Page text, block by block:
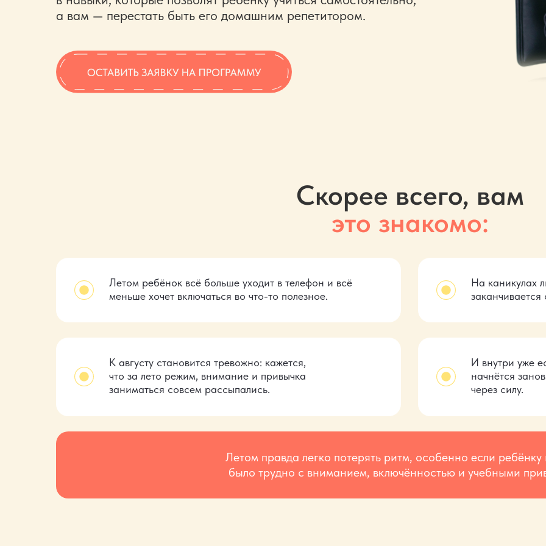
а вам — перестать быть его домашним репетитором.
Летом ребёнок всё больше уходит в телефон и всё
меньше хочет включаться во что-то полезное.
На каникулах
Скорее всего, вам
это знакомо:
К августу становится тревожно: кажется,
что за лето режим, внимание и привычка
заниматься совсем рассыпались.
И внутри уже
начнётся
через силу.
Летом правда легко потерять ритм, особенно если
было трудно с вниманием, включённостью и учебными